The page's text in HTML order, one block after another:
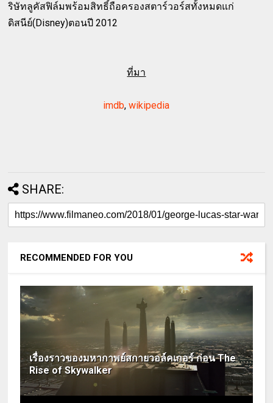
ริษัทลูคัสฟิล์มพร้อมสิทธิ์ถือครองสตาร์วอร์สทั้งหมดแก่
ดิสนีย์(Disney)ตอนปี 2012
ที่มา
imdb,wikipedia
SHARE:
RECOMMENDED FOR YOU
เรื่องราวของมหากาพย์สกายวอล์คเกอร์ ก่อน The
Rise of Skywalker